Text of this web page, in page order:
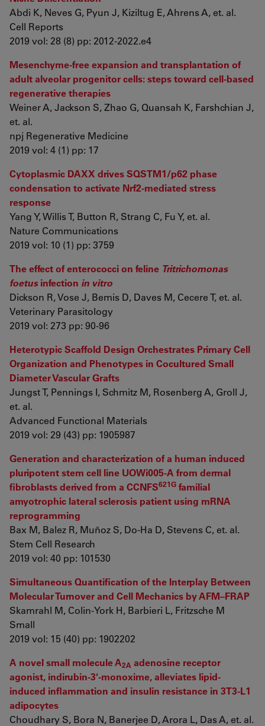
Abdi K, Neves G, Pyun J, Kiziltug E, Ahrens A, et. al.
Cell Reports
2019 vol: 28 (8) pp: 2012-2022.e4
Mesenchyme-free expansion and transplantation of
adult alveolar progenitor cells: steps toward cell-based
regenerative therapies
Weiner A, Jackson S, Zhao G, Quansah K, Farshchian J,
et. al.
npj Regenerative Medicine
2019 vol: 4 (1) pp: 17
Cytoplasmic DAXX drives SQSTM1/p62 phase
condensation to activate Nrf2-mediated stress
response
Yang Y, Willis T, Button R, Strang C, Fu Y, et. al.
Nature Communications
2019 vol: 10 (1) pp: 3759
The effect of enterococci on feline Tritrichomonas
foetusinfection in vitro
Dickson R, Vose J, Bemis D, Daves M, Cecere T, et. al.
Veterinary Parasitology
2019 vol: 273 pp: 90-96
Heterotypic Scaffold Design Orchestrates Primary Cell
Organization and Phenotypes in Cocultured Small
Diameter Vascular Grafts
Jungst T, Pennings I, Schmitz M, Rosenberg A, Groll J,
et. al.
Advanced Functional Materials
2019 vol: 29 (43) pp: 1905987
Generation and characterization of a human induced
pluripotent stem cell line UOWi005-A from dermal
fibroblasts derived from a CCNFS621G familial
amyotrophic lateral sclerosis patient using mRNA
reprogramming
Bax M, Balez R, Muñoz S, Do-Ha D, Stevens C, et. al.
Stem Cell Research
2019 vol: 40 pp: 101530
Simultaneous Quantification of the Interplay Between
Molecular Turnover and Cell Mechanics by AFM–FRAP
Skamrahl M, Colin‐York H, Barbieri L, Fritzsche M
Small
2019 vol: 15 (40) pp: 1902202
A novel small molecule A2A adenosine receptor
agonist, indirubin-3′-monoxime, alleviates lipid-
induced inflammation and insulin resistance in 3T3-L1
adipocytes
Choudhary S, Bora N, Banerjee D, Arora L, Das A, et. al.